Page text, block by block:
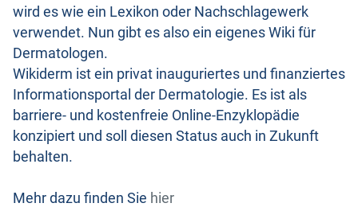
wird es wie ein Lexikon oder Nachschlagewerk
verwendet. Nun gibt es also ein eigenes Wiki für
Dermatologen.
Wikiderm ist ein privat inauguriertes und finanziertes
Informationsportal der Dermatologie. Es ist als
barriere- und kostenfreie Online-Enzyklopädie
konzipiert und soll diesen Status auch in Zukunft
behalten.
Mehr dazu finden Sie hier